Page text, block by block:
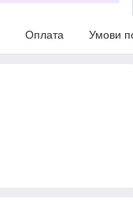
Оплата Умови